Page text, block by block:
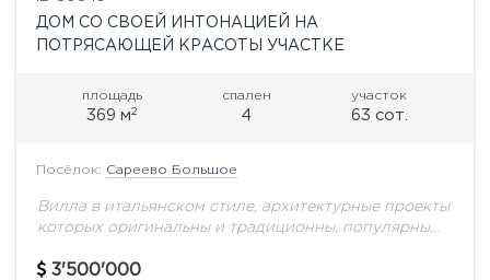
ДОМ СО СВОЕЙ ИНТОНАЦИЕЙ НА
ПОТРЯСАЮЩЕЙ КРАСОТЫ УЧАСТКЕ
площадь
369 м2
спален
4
участок
63 сот.
Посёлок: Сареево Большое
Вилла в итальянском стиле, архитектурные проекты
которых оригинальны и традиционны, популярны
натуральности и хорошего качества. Именно
3'500'000